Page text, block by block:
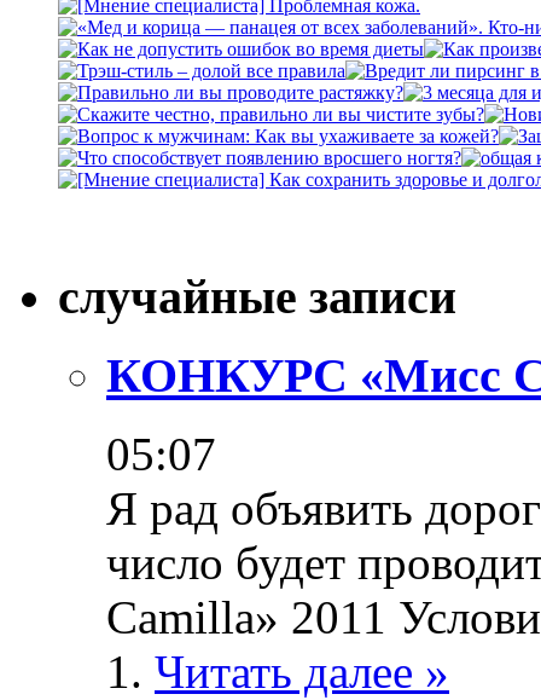
случайные записи
КОНКУРС «Мисс
05:07
Я рад объявить
число будет
Camilla» 2011
1. Читать далее »